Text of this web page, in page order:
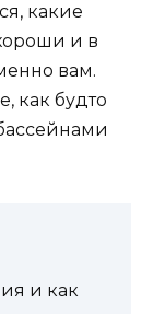
какие
и в
вам.
как будто
и как